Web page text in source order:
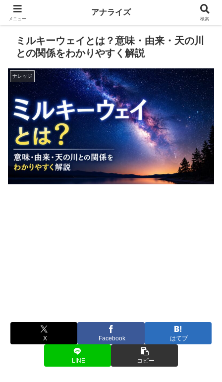
ミルキーウェイとは？意味・由来・天の川
との関係をわかりやすく解説
ナレッジ
X Facebook はてブ
LINE コピー
メニュー
アナライズ
検索